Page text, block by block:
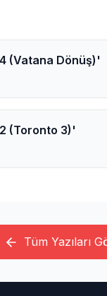
(Vatana Dönüş)'
(Toronto 3)'
Tüm Yazıları